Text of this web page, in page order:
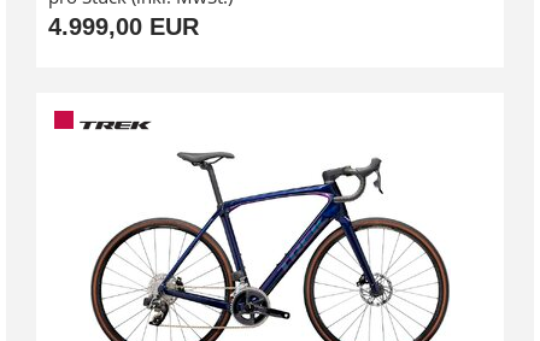
4.999,00 EUR